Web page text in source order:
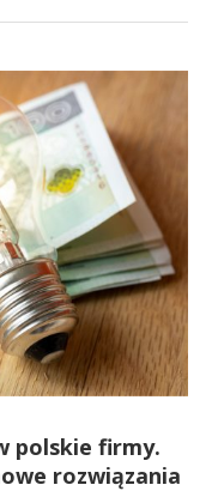
polskie firmy.
rozwiązania